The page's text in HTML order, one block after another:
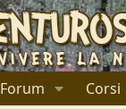
Forum Corsi